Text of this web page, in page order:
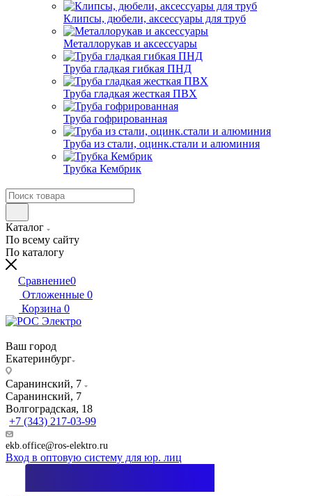
Клипсы, дюбели, аксессуары для труб
Металлорукав и аксессуары
Труба гладкая гибкая ПНД
Труба гладкая жесткая ПВХ
Труба гофрированная
Труба из стали, оцинк.стали и алюминия
Трубка Кембрик
Каталог
По всему сайту
По каталогу
Сравнение0
Отложенные 0
Корзина 0
Ваш город
Екатеринбург
Саранинский, 7
Саранинский, 7
Волгоградская, 18
+7 (343) 217-03-99
ekb.office@ros-elektro.ru
Вход в оптовую систему для юр. лиц